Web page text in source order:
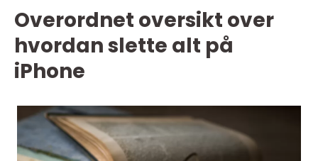
Overordnet oversikt over
hvordan slette alt på
iPhone